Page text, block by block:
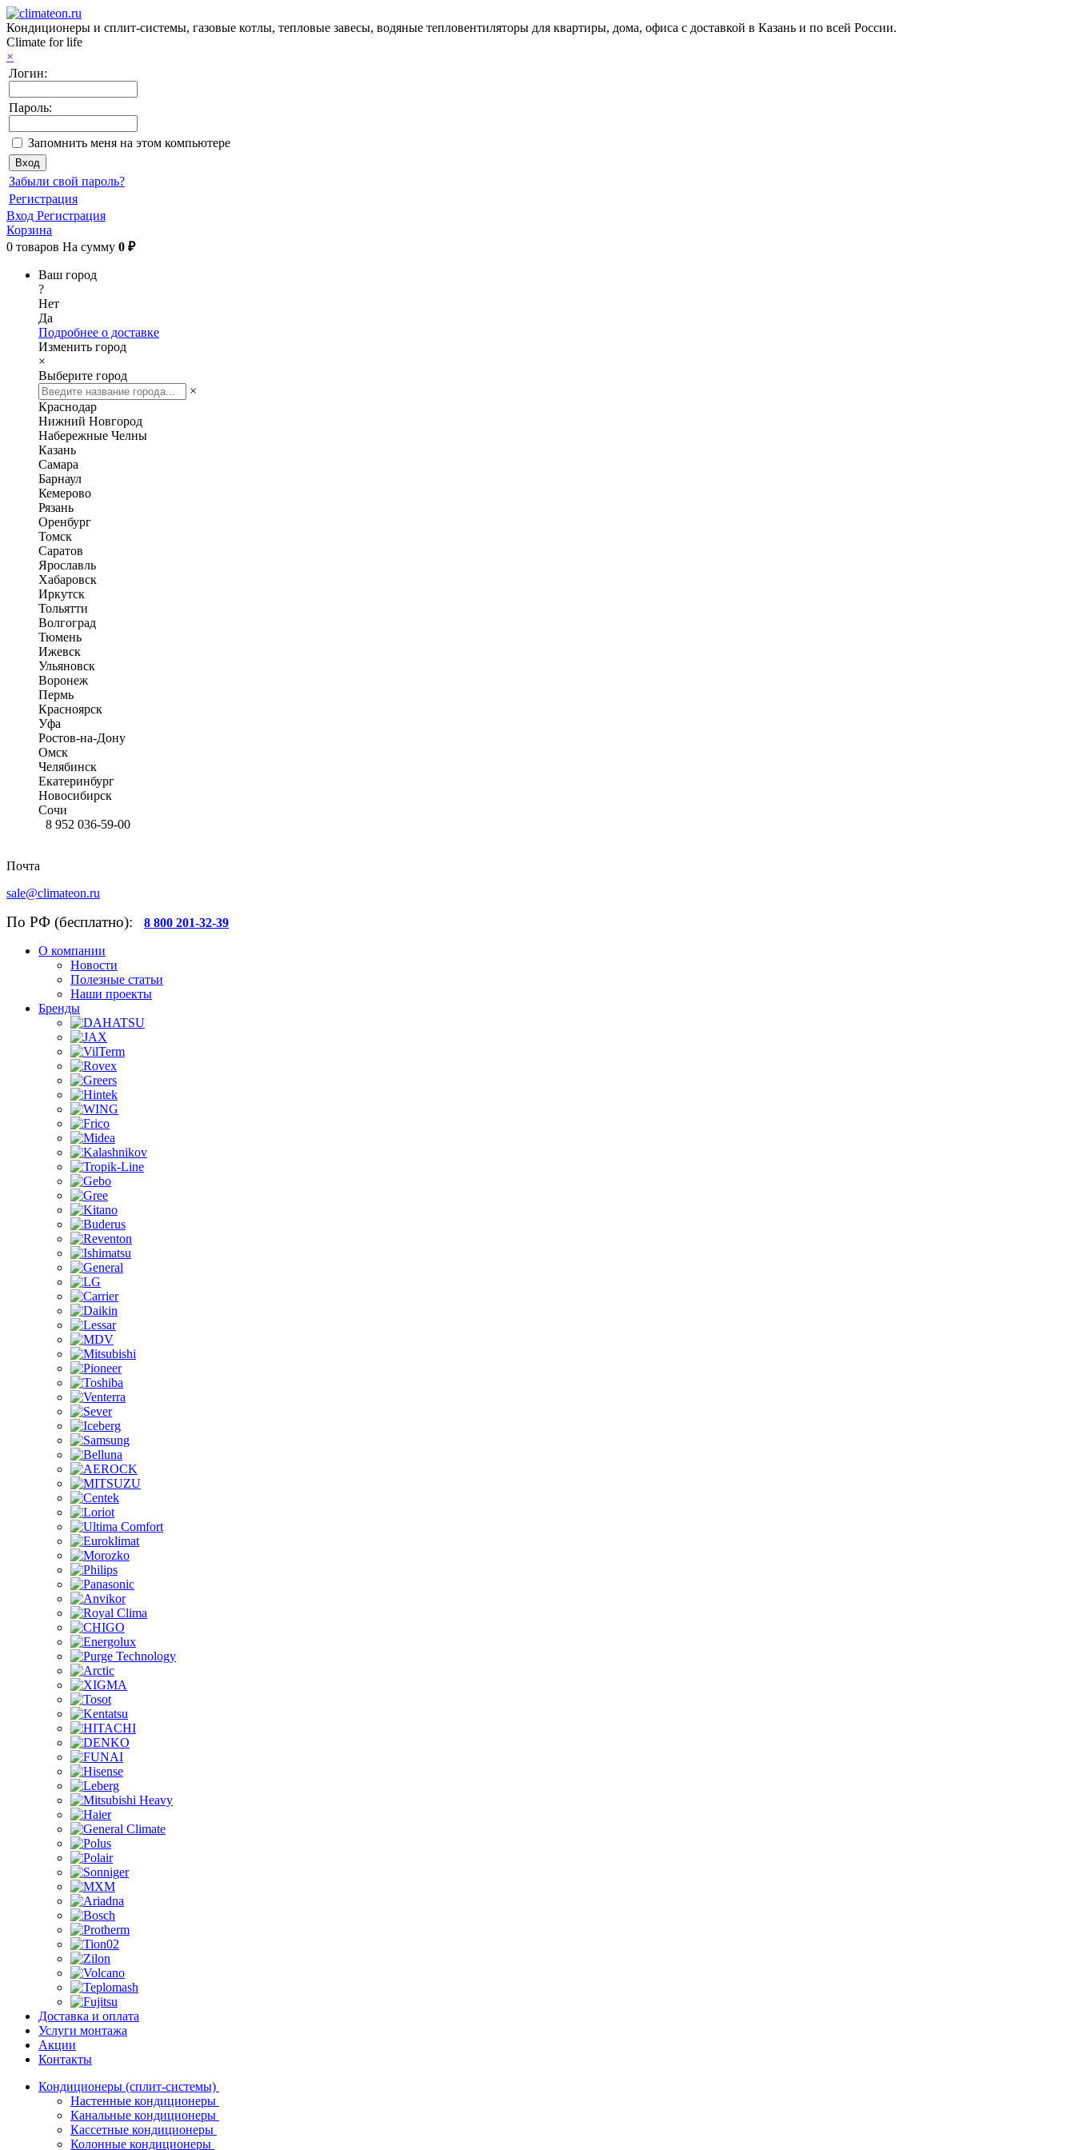
Кондиционеры и сплит-системы, газовые котлы, тепловые завесы, водяные тепловентиляторы для квартиры, дома, офиса с доставкой в Казань и по всей России.
Climate for life
×
Логин:
Пароль:
Запомнить меня на этом компьютере
Забыли свой пароль?
Регистрация
Вход Регистрация
Корзина
0 товаров На сумму 0 ₽
Ваш город
?
Нет
Да
Подробнее о доставке
Изменить город
×
Выберите город
×
Краснодар
Нижний Новгород
Набережные Челны
Казань
Самара
Барнаул
Кемерово
Рязань
Оренбург
Томск
Саратов
Ярославль
Хабаровск
Иркутск
Тольятти
Волгоград
Тюмень
Ижевск
Ульяновск
Воронеж
Пермь
Красноярск
Уфа
Ростов-на-Дону
Омск
Челябинск
Екатеринбург
Новосибирск
Сочи
8 952 036-59-00
Почта
sale@climateon.ru
По РФ (бесплатно): 8 800 201-32-39
О компании
Новости
Полезные статьи
Наши проекты
Бренды
Доставка и оплата
Услуги монтажа
Акции
Контакты
Кондиционеры (сплит-системы)
Настенные кондиционеры
Канальные кондиционеры
Кассетные кондиционеры
Колонные кондиционеры